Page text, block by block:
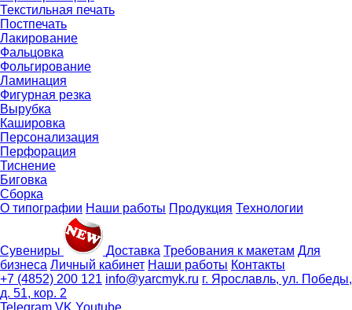
Текстильная печать
Постпечать
Лакирование
Фальцовка
Фольгирование
Ламинация
Фигурная резка
Вырубка
Кашировка
Персонализация
Перфорация
Тиснение
Биговка
Сборка
О типографии Наши работы Продукция Технологии
Сувениры Доставка Требования к макетам Для
бизнеса Личный кабинет Наши работы Контакты
+7 (4852) 200 121 info@yarcmyk.ru г. Ярославль, ул. Победы,
д. 51, кор. 2
Telegram VK Youtube